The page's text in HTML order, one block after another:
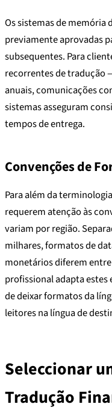
Os sistemas de memória
previamente aprovadas
subsequentes. Para
recorrentes de tradução
anuais, comunicações
sistemas asseguram
tempos de entrega.
Convenções de
Para além da
requerem atenção às
variam por região.
milhares, formatos de
monetários diferem
profissional adapta
de deixar formatos da
leitores na língua de
Seleccionar
Tradução